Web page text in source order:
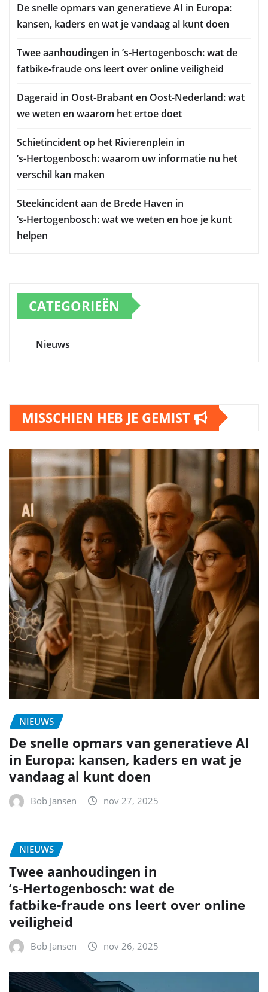
De snelle opmars van generatieve AI in Europa:
kansen, kaders en wat je vandaag al kunt doen
Twee aanhoudingen in ’s‑Hertogenbosch: wat de
fatbike‑fraude ons leert over online veiligheid
Dageraid in Oost-Brabant en Oost-Nederland: wat
we weten en waarom het ertoe doet
Schietincident op het Rivierenplein in
’s‑Hertogenbosch: waarom uw informatie nu het
verschil kan maken
Steekincident aan de Brede Haven in
’s‑Hertogenbosch: wat we weten en hoe je kunt
helpen
CATEGORIEËN
Nieuws
MISSCHIEN HEB JE GEMIST
NIEUWS
De snelle opmars van generatieve AI
in Europa: kansen, kaders en wat je
vandaag al kunt doen
Bob Jansen nov 27, 2025
NIEUWS
Twee aanhoudingen in
’s‑Hertogenbosch: wat de
fatbike‑fraude ons leert over online
veiligheid
Bob Jansen nov 26, 2025